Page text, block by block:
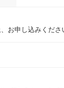
お申し込みくださ